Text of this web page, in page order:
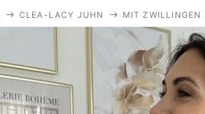
Royals
Stars
Filme &
Lifestyle
CLEA-LACY JUHN MIT ZWILLINGEN